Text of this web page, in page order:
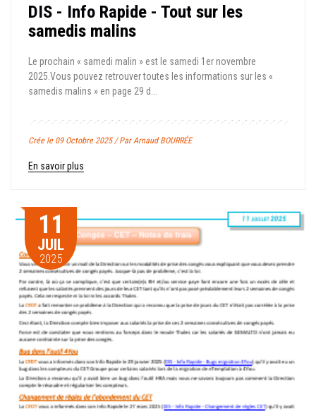
DIS - Info Rapide - Tout sur les
samedis malins
Le prochain « samedi malin » est le samedi 1er novembre
2025.Vous pouvez retrouver toutes les informations sur les «
samedis malins » en page 29 d...
Crée le 09 Octobre 2025 / Par Arnaud BOURRÉE
En savoir plus
11
JUIL
2025